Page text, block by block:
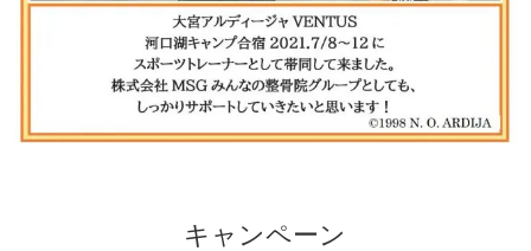
キャンペーン